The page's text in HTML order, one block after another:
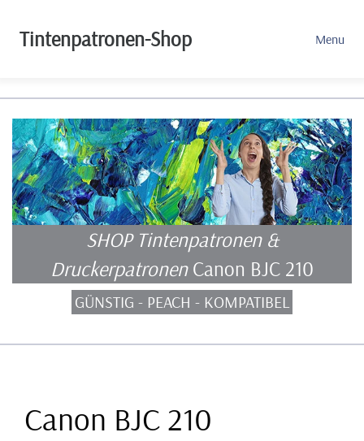
Tintenpatronen-Shop Menu
SHOP Tintenpatronen &
DruckerpatronenCanon BJC 210
GÜNSTIG - PEACH - KOMPATIBEL
Canon BJC 210